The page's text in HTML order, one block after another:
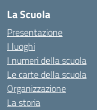
La Scuola
Presentazione
I luoghi
I numeri della scuola
Le carte della scuola
Organizzazione
La storia